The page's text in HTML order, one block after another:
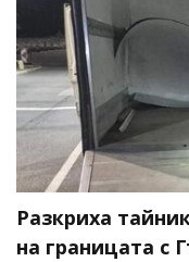
Разкриха
на границата с